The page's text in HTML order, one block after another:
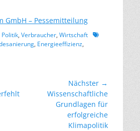
GmbH – Pessemitteilung
Politik, Verbraucher, Wirtschaft Schlagworte
, Energieeffizienz,
Nächster →
NächsterWissenschaftliche
Grundlagen für
erfolgreiche
Klimapolitik